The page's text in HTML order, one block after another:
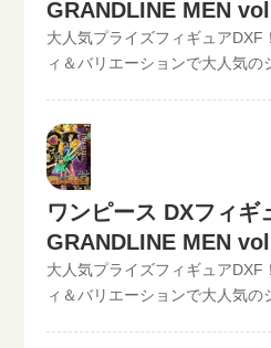
ることなく、お売りになりたい
取可能地域は、日本全国どこか
す！買取査定価格の振込手数料
取査定はJANコードのみでの仮
封品or未開封）ご入力いただけ
法でも仮買取査定が可能です。
キャンペーン情報
GRANDLINE MEN vol.12 ロロ
は1,000円（未開封の場合
他のワンピースDXフィギュア
定の仮買取査定金額に納得した
込みフォームからお申込みくだ
無料の宅配キットが届いたら、
て、送るだけ。自宅から出るこ
いものが売れます！宅配買取可
からでもお買取り可能です！買
など全て無料です。JANコード
取査定可能!!状態も（開封品or
GRANDLINE MEN
買取価格
大人気プライズフィギュアDXF
ィ＆バリエーションで大人気の
取中！！2022/06/07更新！《現
が遅れているものがありますが
は全て最新の相場で改めて買取
ください。》ワンピース DXフ
GRANDLINE MEN vol.13 フラ
1,000円（未開封の場合）
のワンピースDXフィギュアの
ワンピース DXフィギ
GRANDLINE MEN
取価格
大人気プライズフィギュアDXF
ィ＆バリエーションで大人気の